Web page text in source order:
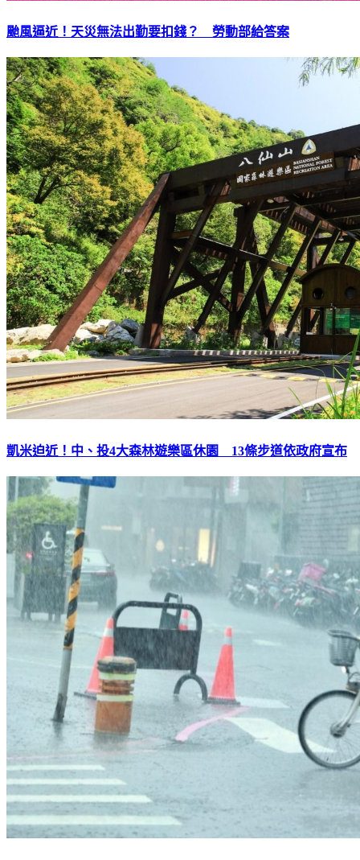
颱風逼近！天災無法出勤要扣錢？ 勞動部給答案
凱米迫近！中、投4大森林遊樂區休園 13條步道依政府宣布